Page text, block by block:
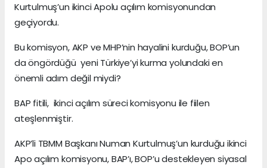
Kurtulmuş’un ikinci Apolu açılım komisyonundan
geçiyordu.
Bu komisyon, AKP ve MHP’nin hayalini kurduğu, BOP’un
da öngördüğü yeni Türkiye’yi kurma yolundaki en
önemli adım değil miydi?
BAP fitili, ikinci açılım süreci komisyonu ile fiilen
ateşlenmiştir.
AKP’li TBMM Başkanı Numan Kurtulmuş’un kurduğu ikinci
Apo açılım komisyonu, BAP’ı, BOP’u destekleyen siyasal